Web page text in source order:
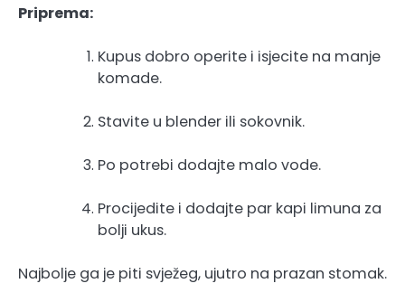
Priprema:
Kupus dobro operite i isjecite na manje
komade.
Stavite u blender ili sokovnik.
Po potrebi dodajte malo vode.
Procijedite i dodajte par kapi limuna za
bolji ukus.
Najbolje ga je piti svježeg, ujutro na prazan stomak.